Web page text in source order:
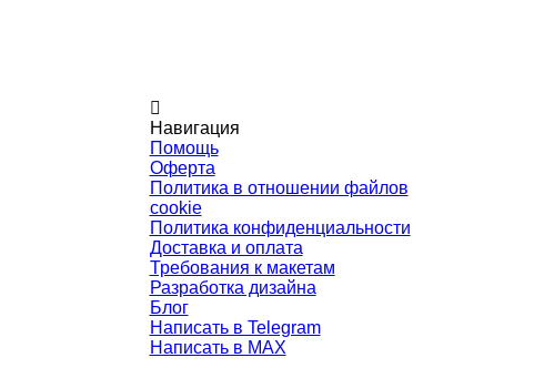
Навигация
Помощь
Оферта
Политика в отношении файлов
cookie
Политика конфиденциальности
Доставка и оплата
Требования к макетам
Разработка дизайна
Блог
Написать в Telegram
Написать в MAX